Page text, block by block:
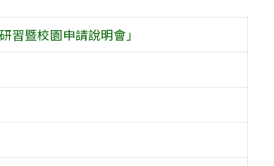
習暨校園申請說明會」